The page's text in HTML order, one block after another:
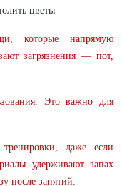
цветы
которые напрямую
загрязнения — пот,
Это важно для
даже если
удерживают запах
после занятий.